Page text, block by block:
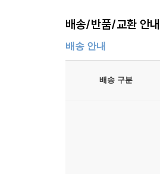
배송/반품/교환 안내
배송 안내
배송 구분